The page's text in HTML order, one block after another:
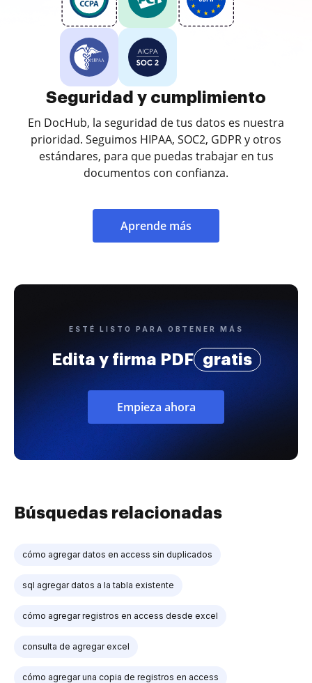
Seguridad y cumplimiento
En DocHub, la seguridad de tus datos es nuestra
prioridad. Seguimos HIPAA, SOC2, GDPR y otros
estándares, para que puedas trabajar en tus
documentos con confianza.
Aprende más
ESTÉ LISTO PARA OBTENER MÁS
Edita y firma PDF gratis
Empieza ahora
Búsquedas relacionadas
cómo agregar datos en access sin duplicados
sql agregar datos a la tabla existente
cómo agregar registros en access desde excel
consulta de agregar excel
cómo agregar una copia de registros en access